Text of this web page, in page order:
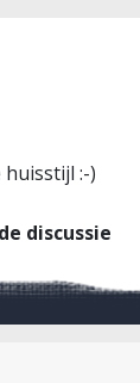
:-)
discussie